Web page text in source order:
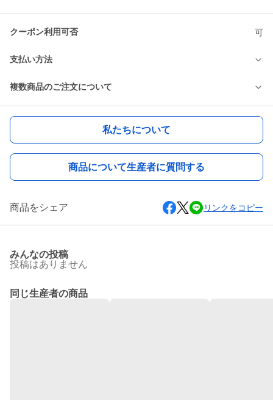
クーポン利用可否 可
支払い方法
複数商品のご注文について
私たちについて
商品について生産者に質問する
商品をシェア リンクをコピー
みんなの投稿
投稿はありません
同じ生産者の商品